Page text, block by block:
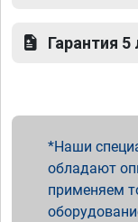
Гарантия 5
Наши
обладают
применяем